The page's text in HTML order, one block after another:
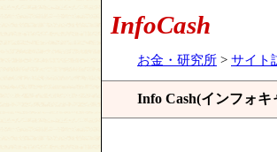
InfoCash
お金・研究所 > サイト
Info Cash(インフォキ